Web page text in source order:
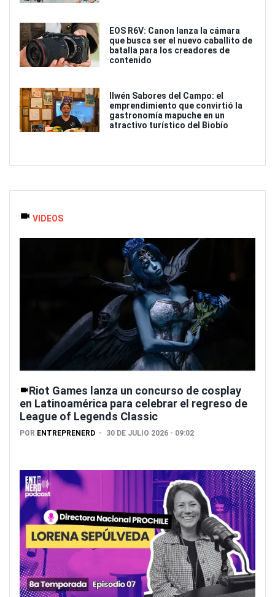
EOS R6V: Canon lanza la cámara
que busca ser el nuevo caballito de
batalla para los creadores de
contenido
Ilwén Sabores del Campo: el
emprendimiento que convirtió la
gastronomía mapuche en un
atractivo turístico del Biobío
VIDEOS
Riot Games lanza un concurso de cosplay
en Latinoamérica para celebrar el regreso de
League of Legends Classic
POR ENTREPRENERD 30 DE JULIO 2026 - 09:02